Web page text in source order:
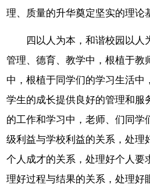
理、质量的升华奠定坚实的理论
四以人为本，和谐校园以人
管理、德育、教学中，根植于教
中，根植于同学们的学习生活中
学生的成长提供良好的管理和服
的工作和学习中，老师、们同学
级利益与学校利益的关系，处理
个人成才的关系，处理好个人要
理好过程与结果的关系，处理好